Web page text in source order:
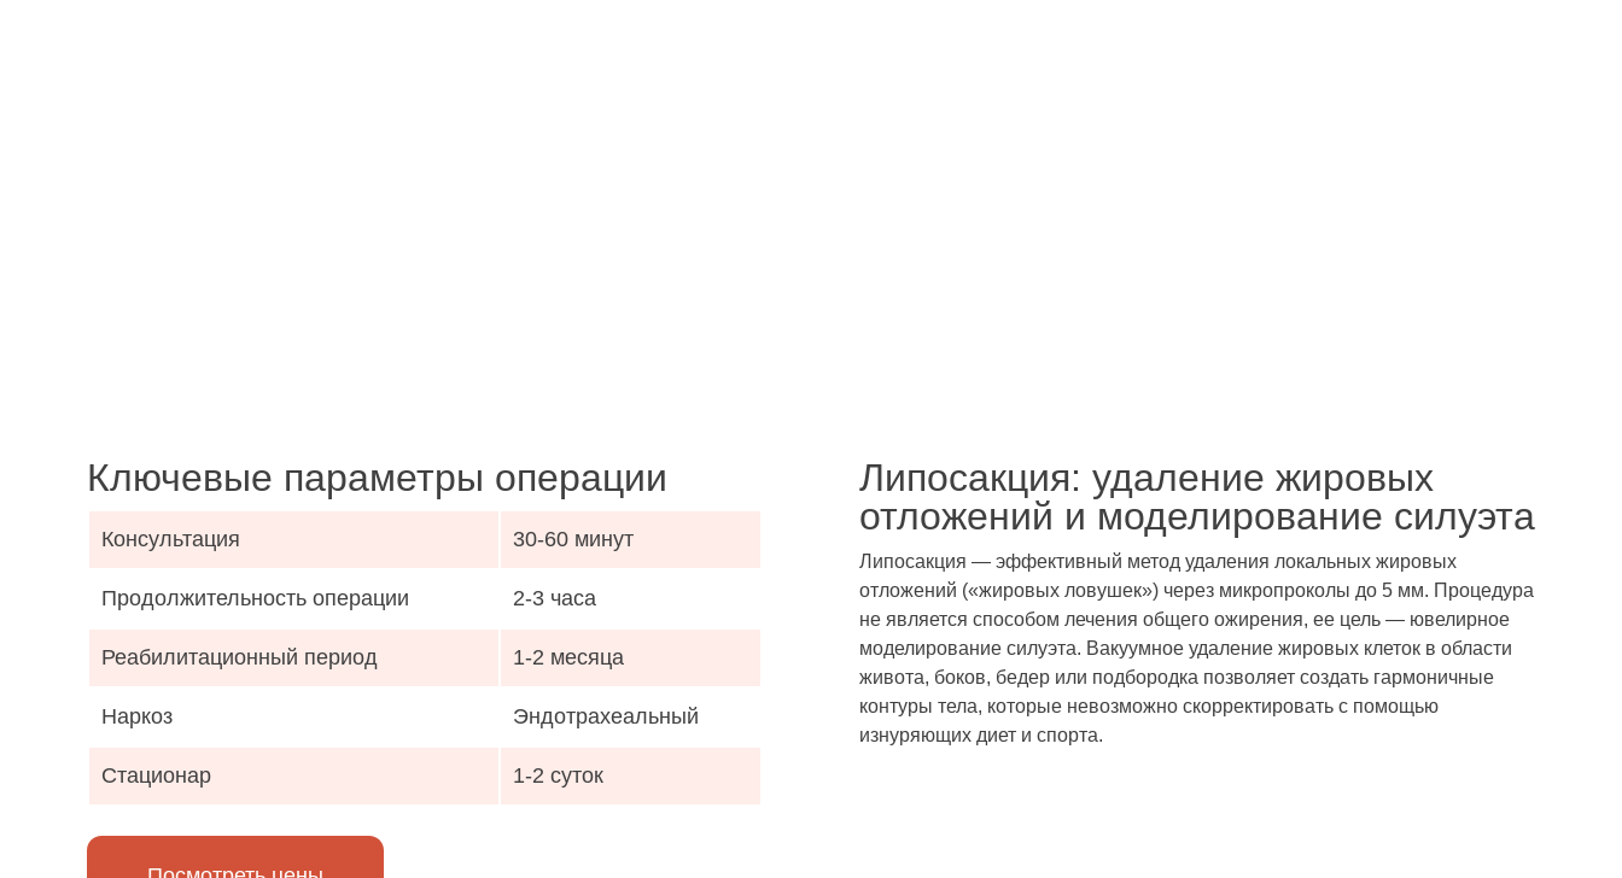
Ключевые параметры операции
Консультация 30-60 минут
Продолжительность операции 2-3 часа
Реабилитационный период 1-2 месяца
Наркоз Эндотрахеальный
Стационар 1-2 суток
Липосакция: удаление жировых
отложений и моделирование силуэта
Липосакция — эффективный метод удаления локальных жировых
отложений («жировых ловушек») через микропроколы до 5 мм. Процедура
не является способом лечения общего ожирения, ее цель — ювелирное
моделирование силуэта. Вакуумное удаление жировых клеток в области
живота, боков, бедер или подбородка позволяет создать гармоничные
контуры тела, которые невозможно скорректировать с помощью
изнуряющих диет и спорта.